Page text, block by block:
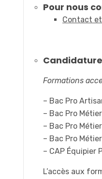
Pour nous
Contact et
Formations
– Bac Pro
– Bac Pro
– Bac Pro
– Bac Pro
– CAP Équipier
L’accès aux